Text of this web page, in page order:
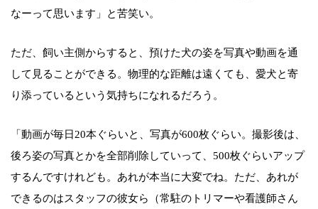
なーって思います」と苦笑い。
ただ、飼い主側からすると、預けた犬の姿を写真や動画を通
して見ることができる。物理的な距離は遠くても、愛犬と寄
り添っているという気持ちになれるだろう。
「動画が毎日20本ぐらいと、写真が600枚ぐらい。撮影後は、
後ろ姿の写真とかを全部削除していって、500枚ぐらいアップ
するんですけれども。あれが本当に大変でね。ただ、あれが
できるのはスタッフの彼女ら（常駐のトリマーや看護師さん